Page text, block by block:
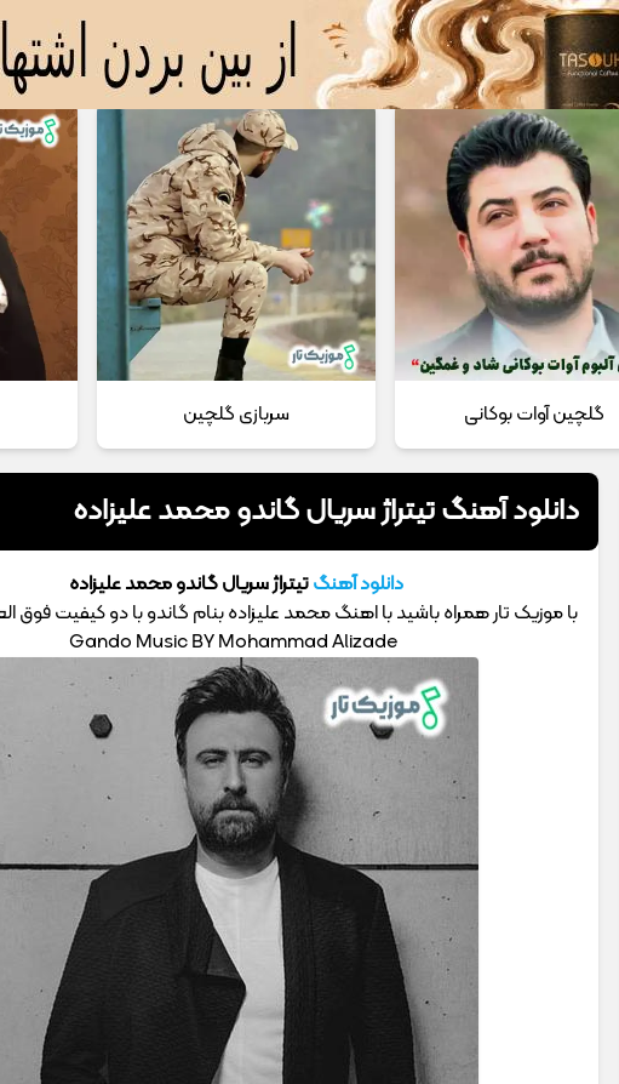
دانلود مداحیتماس با ما
گلچین آوات بوکانی سربازی گلچین
دانلود آهنگ تیتراژ سریال گاندو محمد علیزاده
دانلود آهنگتیتراژ سریال گاندو محمد علیزاده
با موزیک تار همراه باشید با اهنگ محمد علیزاده بنام گاندو با دو کیفیت فوق العاده
Gando Music BY Mohammad Alizade